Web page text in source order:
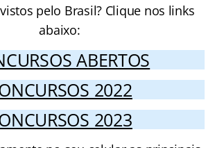
pelo Brasil? Clique nos links
abaixo:
ABERTOS
2022
2023